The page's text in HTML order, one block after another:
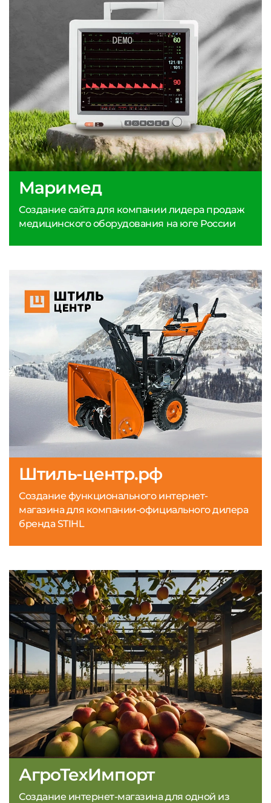
Штиль-центр.рф
Создание функционального интернет-
магазина для компании-официального дилера
бренда STIHL
Маримед
Создание сайта для компании лидера продаж
медицинского оборудования на юге России
АгроТехИмпорт
Создание интернет-магазина для одной из